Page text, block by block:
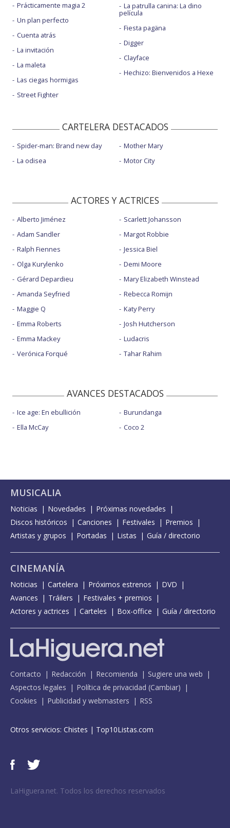
Prácticamente magia 2
Un plan perfecto
Cuenta atrás
La invitación
La maleta
Las ciegas hormigas
Street Fighter
La patrulla canina: La dino
película
Fiesta pagäna
Digger
Clayface
Hechizo: Bienvenidos a Hexe
CARTELERA DESTACADOS
Spider-man: Brand new day
La odisea
Mother Mary
Motor City
ACTORES Y ACTRICES
Alberto Jiménez
Adam Sandler
Ralph Fiennes
Olga Kurylenko
Gérard Depardieu
Amanda Seyfried
Maggie Q
Emma Roberts
Emma Mackey
Verónica Forqué
Scarlett Johansson
Margot Robbie
Jessica Biel
Demi Moore
Mary Elizabeth Winstead
Rebecca Romijn
Katy Perry
Josh Hutcherson
Ludacris
Tahar Rahim
AVANCES DESTACADOS
Ice age: En ebullición
Ella McCay
Burundanga
Coco 2
MUSICALIA
Noticias Novedades
Próximas novedades
Discos históricos
Canciones Festivales
Premios
Artistas y grupos
Portadas Listas Guía / directorio
CINEMANÍA
Noticias Cartelera Próximos estrenos
DVD
Avances
Tráilers
Festivales + premios
Actores y actrices
Carteles Box-office Guía / directorio
Contacto Redacción Recomienda
Sugiere una web
Aspectos legales
Política de privacidad (Cambiar)
Cookies
Publicidad y webmasters RSS
Otros servicios: Chistes | Top10Listas.com
LaHiguera.net. Todos los derechos reservados